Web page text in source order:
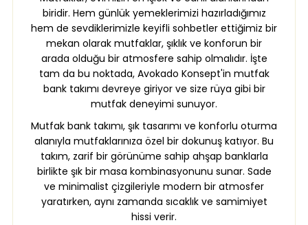
biridir. Hem günlük yemeklerimizi hazırladığımız
hem de sevdiklerimizle keyifli sohbetler ettiğimiz bir
mekan olarak mutfaklar, şıklık ve konforun bir
arada olduğu bir atmosfere sahip olmalıdır. İşte
tam da bu noktada, Avokado Konsept'in mutfak
bank takımı devreye giriyor ve size rüya gibi bir
mutfak deneyimi sunuyor.
Mutfak bank takımı, şık tasarımı ve konforlu oturma
alanıyla mutfaklarınıza özel bir dokunuş katıyor. Bu
takım, zarif bir görünüme sahip ahşap banklarla
birlikte şık bir masa kombinasyonunu sunar. Sade
ve minimalist çizgileriyle modern bir atmosfer
yaratırken, aynı zamanda sıcaklık ve samimiyet
hissi verir.